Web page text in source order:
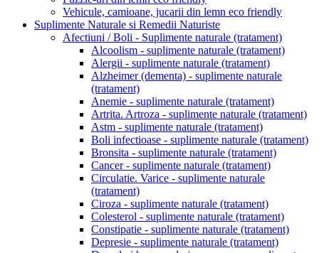
Vehicule, camioane, jucarii din lemn eco friendly
Suplimente Naturale si Remedii Naturiste
Afectiuni / Boli - Suplimente naturale (tratament)
Alcoolism - suplimente naturale (tratament)
Alergii - suplimente naturale (tratament)
Alzheimer (dementa) - suplimente naturale
(tratament)
Anemie - suplimente naturale (tratament)
Artrita. Artroza - suplimente naturale (tratament)
Astm - suplimente naturale (tratament)
Boli infectioase - suplimente naturale (tratament)
Bronsita - suplimente naturale (tratament)
Cancer - suplimente naturale (tratament)
Circulatie. Varice - suplimente naturale
(tratament)
Ciroza - suplimente naturale (tratament)
Colesterol - suplimente naturale (tratament)
Constipatie - suplimente naturale (tratament)
Depresie - suplimente naturale (tratament)